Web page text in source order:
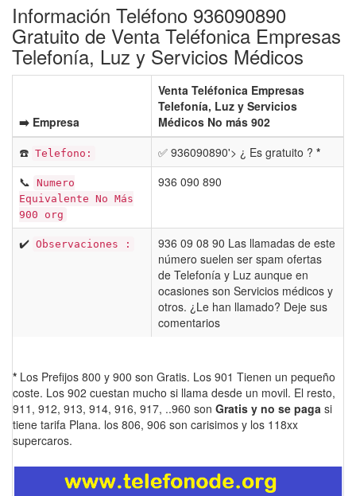
Información Teléfono 936090890
Gratuito de Venta Teléfonica Empresas
Telefonía, Luz y Servicios Médicos
➡️ Empresa
Venta Teléfonica Empresas
Telefonía, Luz y Servicios
Médicos No más 902
☎️ Telefono: ✅ 936090890'> ¿ Es gratuito ? *
📞 Numero
Equivalente No Más
900 org
936 090 890
✔️ Observaciones :
936 09 08 90 Las llamadas de este
número suelen ser spam ofertas
de Telefonía y Luz aunque en
ocasiones son Servicios médicos y
otros. ¿Le han llamado? Deje sus
comentarios
* Los Prefijos 800 y 900 son Gratis. Los 901 Tienen un pequeño
coste. Los 902 cuestan mucho si llama desde un movil. El resto,
911, 912, 913, 914, 916, 917, ..960 son Gratis y no se paga si
tiene tarifa Plana. los 806, 906 son carisimos y los 118xx
supercaros.